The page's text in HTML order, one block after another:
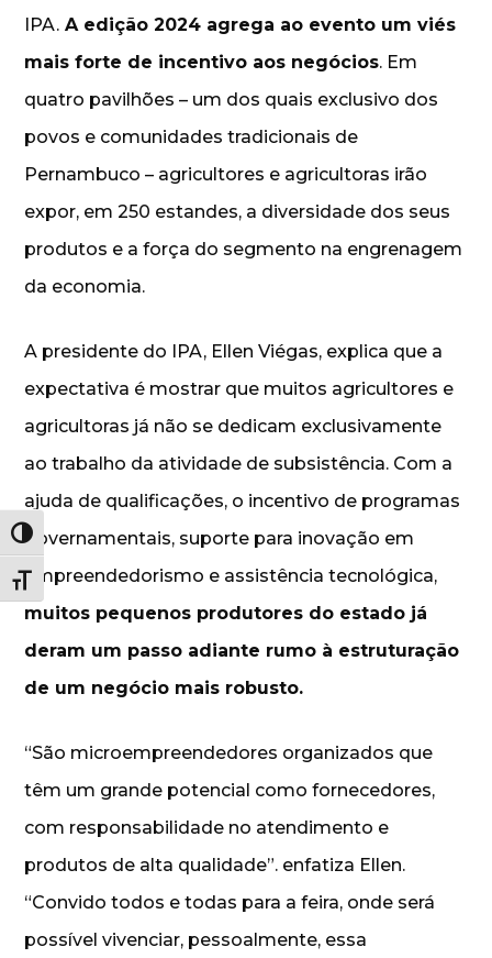
Alternar alto contraste
Alternar tamanho da fonte
IPA. A edição 2024 agrega ao evento um viés
mais forte de incentivo aos negócios. Em
quatro pavilhões – um dos quais exclusivo dos
povos e comunidades tradicionais de
Pernambuco – agricultores e agricultoras irão
expor, em 250 estandes, a diversidade dos seus
produtos e a força do segmento na engrenagem
da economia.
A presidente do IPA, Ellen Viégas, explica que a
expectativa é mostrar que muitos agricultores e
agricultoras já não se dedicam exclusivamente
ao trabalho da atividade de subsistência. Com a
ajuda de qualificações, o incentivo de programas
governamentais, suporte para inovação em
empreendedorismo e assistência tecnológica,
muitos pequenos produtores do estado já
deram um passo adiante rumo à estruturação
de um negócio mais robusto.
“São microempreendedores organizados que
têm um grande potencial como fornecedores,
com responsabilidade no atendimento e
produtos de alta qualidade”. enfatiza Ellen.
“Convido todos e todas para a feira, onde será
possível vivenciar, pessoalmente, essa